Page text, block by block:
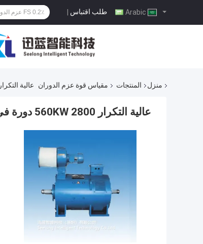
طلب اقتباس |
منزل المنتجات مقياس قوة عزم الدوران عالية التكرار 560KW 2800 دورة في الدقيقة عزم الدوران دينامومتر
عالية التكرار 560KW 2800 دورة في الدقيقة عزم الدوران دينامومتر